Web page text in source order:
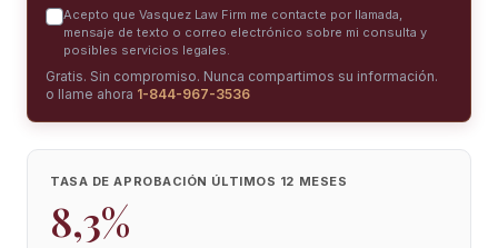
Acepto que Vasquez Law Firm me contacte por llamada,
mensaje de texto o correo electrónico sobre mi consulta y
posibles servicios legales.
Gratis. Sin compromiso. Nunca compartimos su información.
o llame ahora 1-844-967-3536
TASA DE APROBACIÓN ÚLTIMOS 12 MESES
8,3%